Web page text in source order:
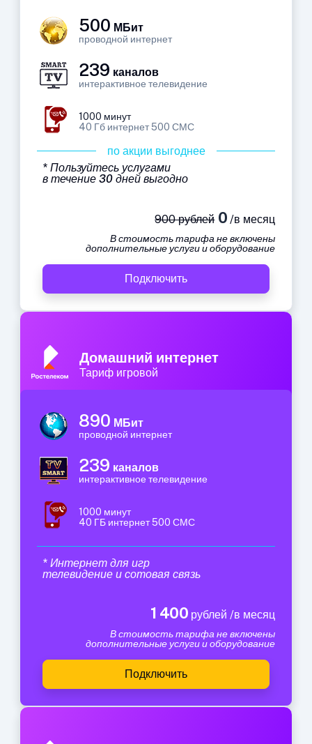
500 МБит
проводной интернет
239 каналов
интерактивное телевидение
1000 минут
40 Гб интернет 500 СМС
по акции выгоднее
* Пользуйтесь услугами
в течение 30 дней выгодно
900 рублей0 /в месяц
В стоимость тарифа не включены
дополнительные услуги и оборудование
Подключить
Домашний интернет
Тариф игровой
890 МБит
проводной интернет
239 каналов
интерактивное телевидение
1000 минут
40 ГБ интернет 500 СМС
* Интернет для игр
телевидение и сотовая связь
1 400 рублей /в месяц
В стоимость тарифа не включены
дополнительные услуги и оборудование
Подключить